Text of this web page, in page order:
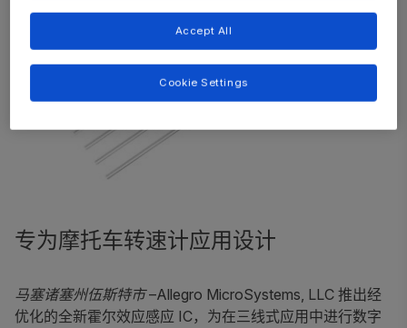
专为摩托车转速计应用设计
马塞诸塞州伍斯特市–Allegro MicroSystems, LLC 推出经
优化的全新霍尔效应感应 IC，为在三线式应用中进行数字
Accept All
Cookie Settings